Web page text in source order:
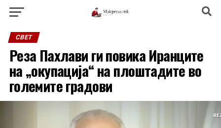
СВЕТ
Реза Пахлави ги повика Иранците
на „окупација“ на плоштадите во
големите градови